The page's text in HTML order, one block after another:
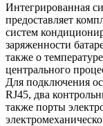
Интегрированная
предоставляет
систем
заряженности
также о
центрального
Для подключения
RJ45, два
также порты